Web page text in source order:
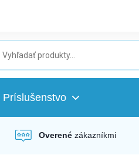
Príslušenstvo
Overené zákazníkmi